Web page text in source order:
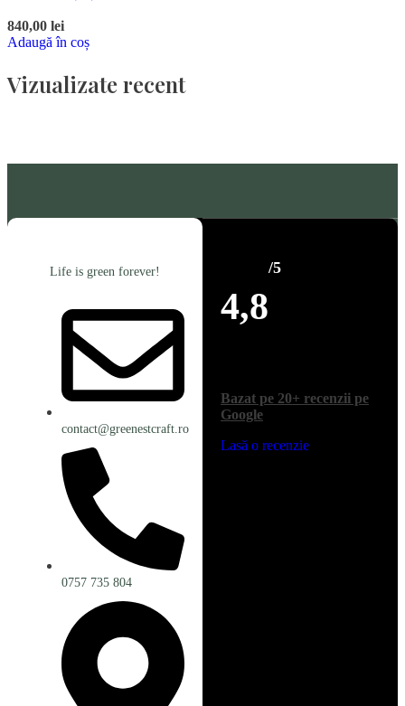
840,00 lei
Adaugă în coș
Vizualizate recent
Life is green forever!
contact@greenestcraft.ro
0757 735 804
4,8
/5
Bazat pe 20+ recenzii pe
Google
Lasă o recenzie